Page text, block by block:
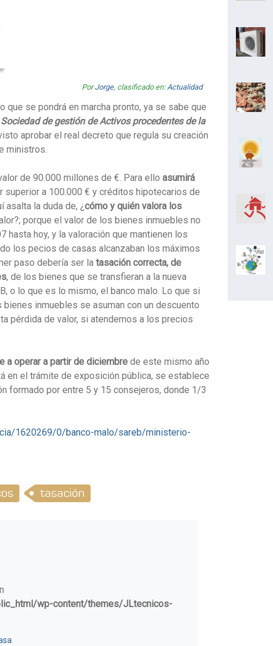
PorJorge, clasificado en:Actualidad
que se pondrá en marcha pronto, ya se sabe que
Sociedad de gestión de Activos procedentes de la
aprobar el real decreto que regula su creación
ministros.
de 90.000 millones de €. Para ello asumirá
superior a 100.000 € y créditos hipotecarios de
asalta la duda de, ¿cómo y quién valora los
porque el valor de los bienes inmuebles no
hasta hoy, y la valoración que mantienen los
los pecios de casas alcanzaban los máximos
paso debería ser la tasación correcta, de
, de los bienes que se transfieran a la nueva
o lo que es lo mismo, el banco malo. Lo que si
inmuebles se asuman con un descuento
pérdida de valor, si atendemos a los precios
a operar a partir de diciembre de este mismo año
en el trámite de exposición pública, se establece
formado por entre 5 y 15 consejeros, donde 1/3
1620269/0/banco-malo/sareb/ministerio-
tasación
wp-content/themes/JLtecnicos-